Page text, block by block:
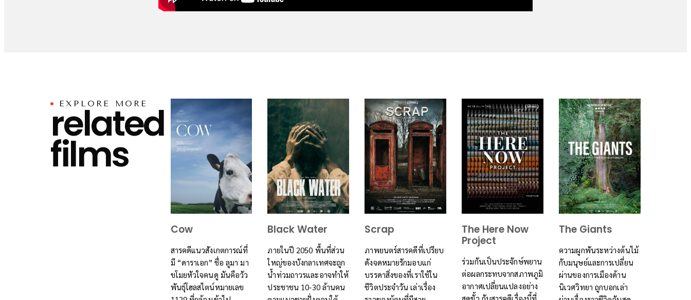
EXPLORE MORE
related
films
Cow
สารคดีแนวสังเกตการณ์ที่
มี “ดาราเอก” ชื่อ ลูมา มา
ขโมยหัวใจคนดู มันคือวัว
พันธุ์โฮลสไตน์หมายเลข
Black Water
ภายในปี 2050 พื้นที่ส่วน
ใหญ่ของบังกลาเทศจะถูก
น้ำท่วมถาวรและอาจทำให้
ประชาชน 10-30 ล้านคน
Scrap
ภาพยนตร์สารคดีที่เปรียบ
ดังจดหมายรักมอบแก่
บรรดาสิ่งของที่เราใช้ใน
ชีวิตประจำวัน เล่าเรื่อง
The Here Now
Project
ร่วมกันเป็นประจักษ์พยาน
ต่อผลกระทบจากสภาพภูมิ
อากาศเปลี่ยนแปลงอย่าง
The Giants
ความผูกพันระหว่างต้นไม้
กับมนุษย์และการเปลี่ยน
ผ่านของการเมืองด้าน
นิเวศวิทยา ถูกบอกเล่า